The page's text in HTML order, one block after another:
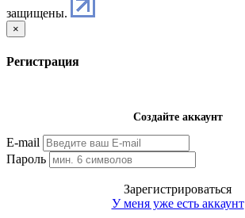
защищены.
×
Регистрация
Создайте аккаунт
E-mail
Пароль
Зарегистрироваться
У меня уже есть аккаунт